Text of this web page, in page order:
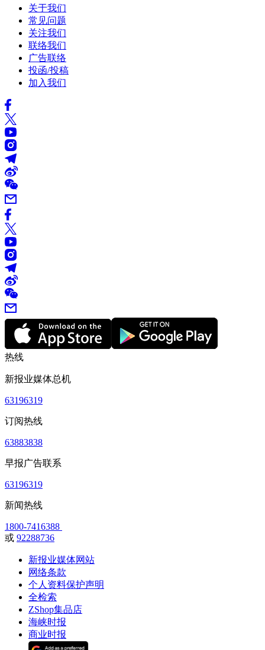
关于我们
常见问题
关注我们
联络我们
广告联络
投函/投稿
加入我们
热线
新报业媒体总机
63196319
订阅热线
63883838
早报广告联系
63196319
新闻热线
1800-7416388
或 92288736
新报业媒体网站
网络条款
个人资料保护声明
全检索
ZShop集品店
海峡时报
商业时报